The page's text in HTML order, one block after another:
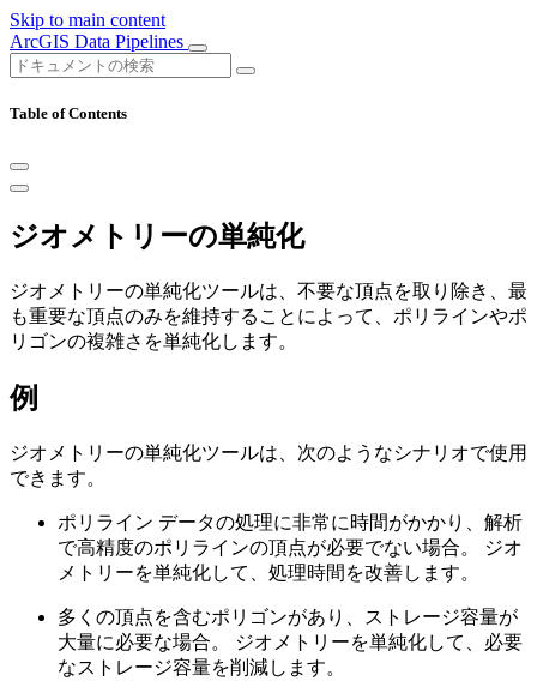
Skip to main content
ArcGIS Data Pipelines
Table of Contents
ジオメトリーの単純化
ジオメトリーの単純化ツールは、不要な頂点を取り除き、最
も重要な頂点のみを維持することによって、ポリラインやポ
リゴンの複雑さを単純化します。
例
ジオメトリーの単純化ツールは、次のようなシナリオで使用
できます。
ポリライン データの処理に非常に時間がかかり、解析
で高精度のポリラインの頂点が必要でない場合。 ジオ
メトリーを単純化して、処理時間を改善します。
多くの頂点を含むポリゴンがあり、ストレージ容量が
大量に必要な場合。 ジオメトリーを単純化して、必要
なストレージ容量を削減します。